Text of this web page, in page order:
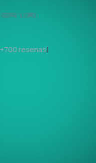
GDPR · LOPD
+700 resenas|